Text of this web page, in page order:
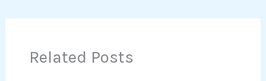
Related Posts